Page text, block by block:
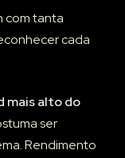
com tanta
cada
mais alto do
ser
Rendimento